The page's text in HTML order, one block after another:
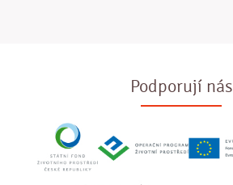
Podporují nás